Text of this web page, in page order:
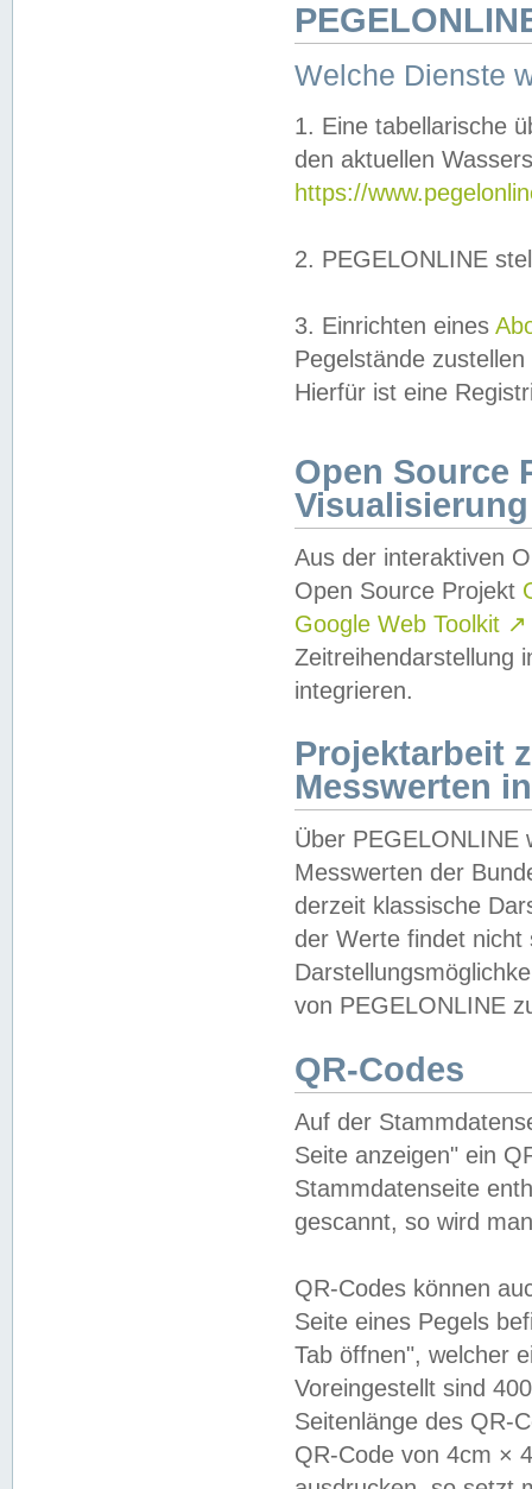
Welche Dienste
1. Eine tabellarische
den aktuellen
https://
2. PEGELONLINE
3. Einrichten eines
Pegelstände
Hierfür ist eine
Open Source
Visualisierung
Aus der interaktiven
Open Source Projekt
Google Web Toolkit ↗
Zeitreihendarstellung
integrieren.
Projektarbeit
Messwerten
Über PEGELONLINE
Messwerten der
derzeit klassische
der Werte findet
von PEGELONLINE
QR-Codes
Auf der
Seite anzeigen" ein
Stammdatenseite
gescannt, so wird
QR-Codes können
Seite eines Pegels
Tab öffnen", welcher
Voreingestellt sind
Seitenlänge des QR-
QR-Code von 4cm ×